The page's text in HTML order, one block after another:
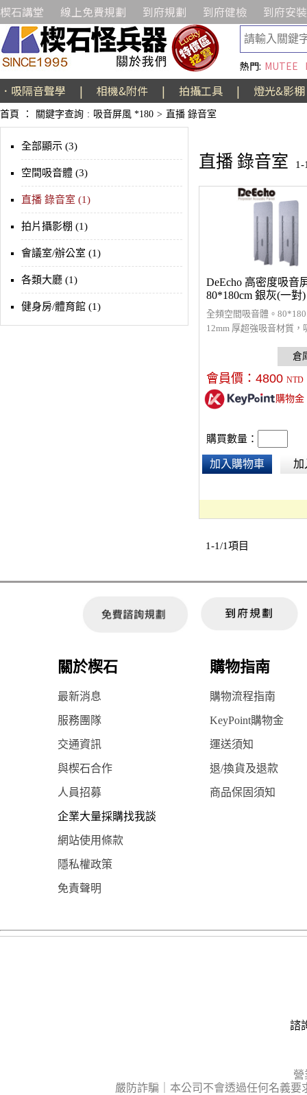
楔石講堂 線上免費規劃 到府規劃 到府健檢 到府安裝
熱門: MUTEE
．吸隔音聲學 | 相機&附件 | 拍攝工具 | 燈光&影棚
首頁 ： 關鍵字查詢 : 吸音屏風 *180 > 直播 錄音室
全部顯示 (3)
空間吸音體 (3)
直播 錄音室 (1)
拍片攝影棚 (1)
會議室/辦公室 (1)
各類大廳 (1)
健身房/體育館 (1)
直播 錄音室 1-
DeEcho 高密度吸音
80*180cm 銀灰(一對)
全頻空間吸音體。80*180
12mm 厚超強吸音材質，
聲問題，採用組合式設
帶及寄送。適用音響視
室、展覽廳。裝飾性高
及防焰檢驗。原絲防焰
會員價： 4800 NTD
購物金
購買數量：
加入購物車 加
1-1/1項目
關於楔石 購物指南
最新消息 購物流程指南
服務團隊 KeyPoint購物金
交通資訊 運送須知
與楔石合作 退/換貨及退款
人員招募 商品保固須知
企業大量採購找我談
網站使用條款
隱私權政策
免責聲明
諮
營
嚴防詐騙｜本公司不會透過任何名義